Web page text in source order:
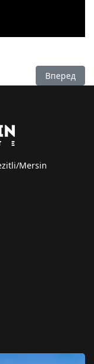
- AS2137v
Вперед
Mersin